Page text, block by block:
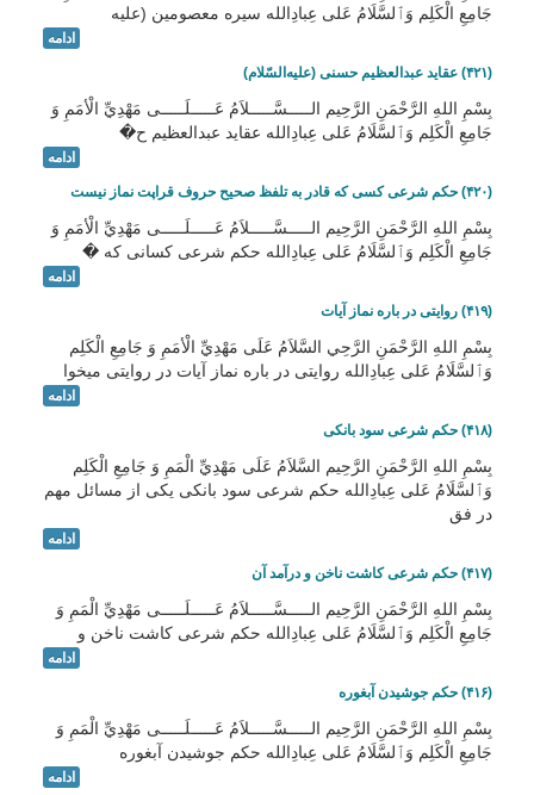
جَامِعِ الْكَلِم وَٱلسَّلَامُ عَلی عِبادِالله سیره معصومین (علیه
ادامه
بِسْمِ اللهِ الرَّحْمَنِ الرَّحِيم الـــــسَّـــــلاَمُ عَـــــلَـــــى مَهْدِيِّ الْأمَمِ وَ
جَامِعِ الْكَلِم وَٱلسَّلَامُ عَلی عِبادِالله عقاید عبدالعظیم ح�
ادامه
بِسْمِ اللهِ الرَّحْمَنِ الرَّحِيم الـــــسَّـــــلاَمُ عَـــــلَـــــى مَهْدِيِّ الْأمَمِ وَ
جَامِعِ الْكَلِم وَٱلسَّلَامُ عَلی عِبادِالله حکم شرعی کسانی که �
ادامه
بِسْمِ اللهِ الرَّحْمَنِ الرَّحِي السَّلاَمُ عَلَى مَهْدِيِّ الْأمَمِ وَ جَامِعِ الْكَلِم
وَٱلسَّلَامُ عَلی عِبادِالله روایتی در باره نماز آیات در روایتی میخوا
ادامه
بِسْمِ اللهِ الرَّحْمَنِ الرَّحِيم السَّلاَمُ عَلَى مَهْدِيِّ الْمَمِ وَ جَامِعِ الْكَلِم
وَٱلسَّلَامُ عَلی عِبادِالله حکم شرعی سود بانکی یکی از مسائل مهم
در فق
ادامه
بِسْمِ اللهِ الرَّحْمَنِ الرَّحِيم الـــــسَّـــــلاَمُ عَـــــلَـــــى مَهْدِيِّ الْمَمِ وَ
جَامِعِ الْكَلِم وَٱلسَّلَامُ عَلی عِبادِالله حکم شرعی کاشت ناخن و
ادامه
بِسْمِ اللهِ الرَّحْمَنِ الرَّحِيم الـــــسَّـــــلاَمُ عَـــــلَـــــى مَهْدِيِّ الْمَمِ وَ
جَامِعِ الْكَلِم وَٱلسَّلَامُ عَلی عِبادِالله حکم جوشیدن آبغوره
ادامه